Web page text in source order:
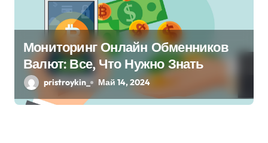
Мониторинг Онлайн Обменников
Валют: Все, Что Нужно Знать
pristroykin_ Май 14, 2024